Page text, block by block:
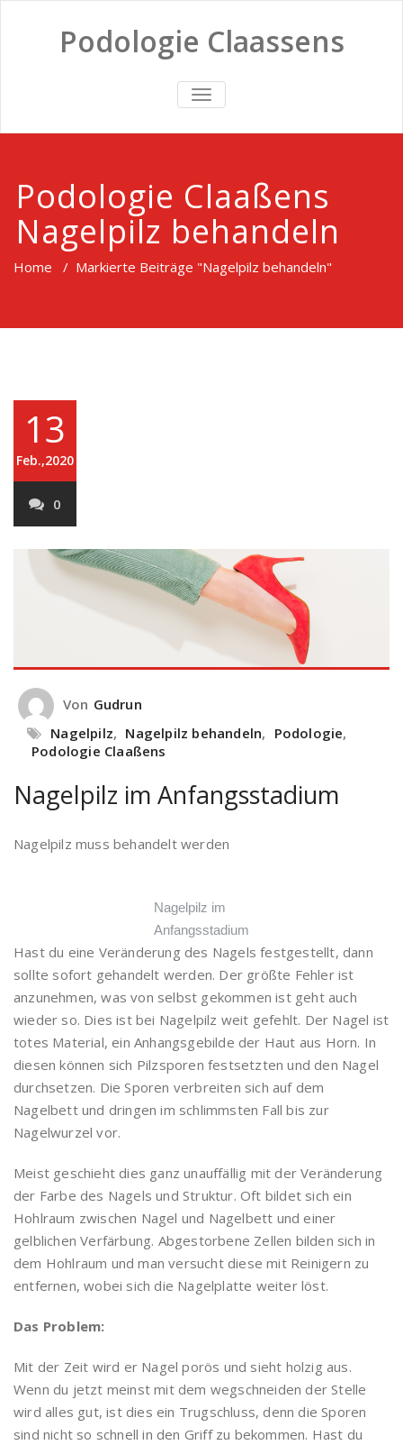
Podologie Claassens
TOGGLE
Podologie Claaßens
Nagelpilz behandeln
Home / Markierte Beiträge "Nagelpilz behandeln"
13
Feb.,2020
0
Von Gudrun
Nagelpilz, Nagelpilz behandeln, Podologie,
Podologie Claaßens
Nagelpilz im Anfangsstadium
Nagelpilz muss behandelt werden
Nagelpilz im
Anfangsstadium
Hast du eine Veränderung des Nagels festgestellt, dann
sollte sofort gehandelt werden. Der größte Fehler ist
anzunehmen, was von selbst gekommen ist geht auch
wieder so. Dies ist bei Nagelpilz weit gefehlt. Der Nagel ist
totes Material, ein Anhangsgebilde der Haut aus Horn. In
diesen können sich Pilzsporen festsetzten und den Nagel
durchsetzen. Die Sporen verbreiten sich auf dem
Nagelbett und dringen im schlimmsten Fall bis zur
Nagelwurzel vor.
Meist geschieht dies ganz unauffällig mit der Veränderung
der Farbe des Nagels und Struktur. Oft bildet sich ein
Hohlraum zwischen Nagel und Nagelbett und einer
gelblichen Verfärbung. Abgestorbene Zellen bilden sich in
dem Hohlraum und man versucht diese mit Reinigern zu
entfernen, wobei sich die Nagelplatte weiter löst.
Das Problem:
Mit der Zeit wird er Nagel porös und sieht holzig aus.
Wenn du jetzt meinst mit dem wegschneiden der Stelle
wird alles gut, ist dies ein Trugschluss, denn die Sporen
sind nicht so schnell in den Griff zu bekommen. Hast du